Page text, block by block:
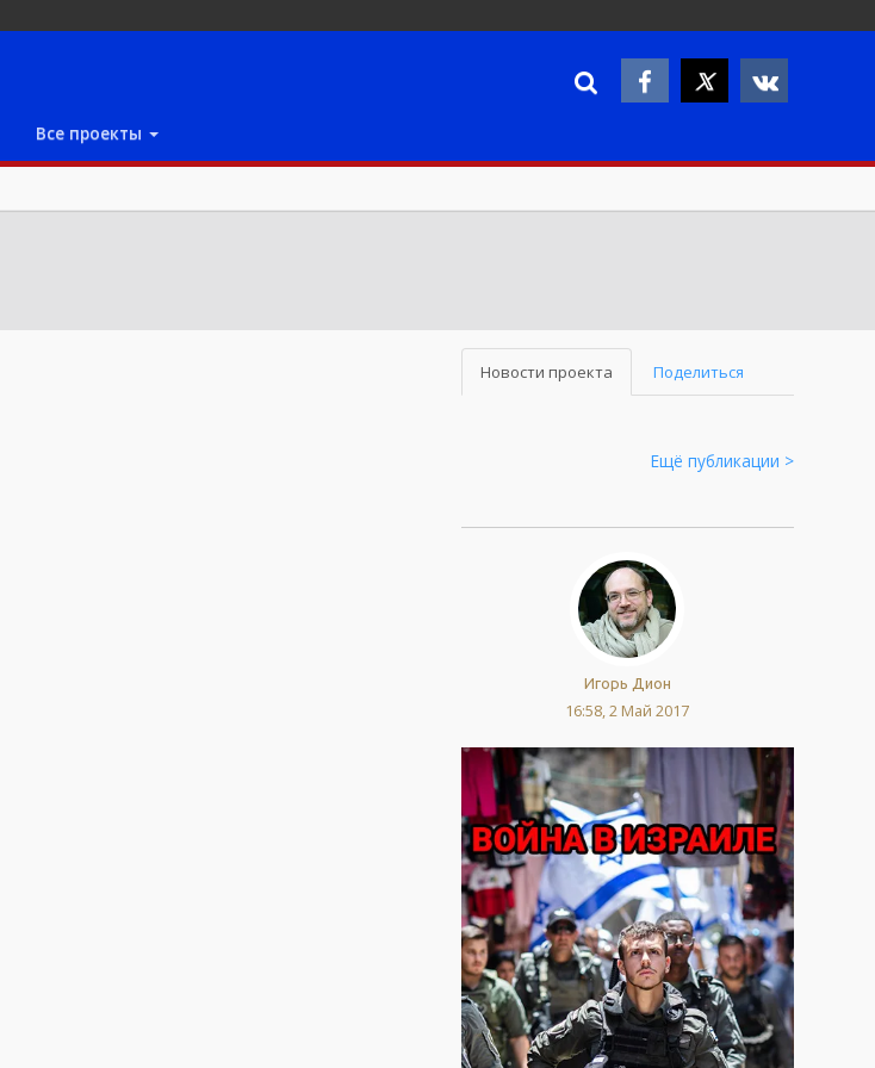
Все проекты
Новости проекта Поделиться
Ещё публикации >
Игорь Дион
16:58, 2 Май 2017